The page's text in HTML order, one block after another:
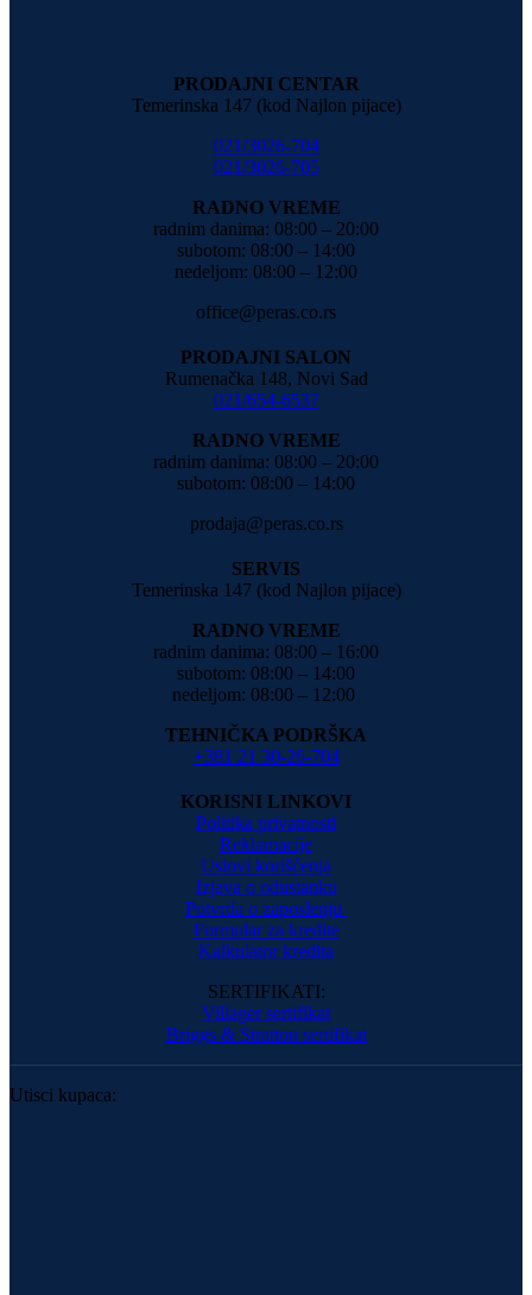
PRODAJNI CENTAR
Temerinska 147 (kod Najlon pijace)
021/3026-704
021/3026-705
RADNO VREME
radnim danima: 08:00 – 20:00
subotom: 08:00 – 14:00
nedeljom: 08:00 – 12:00
office@peras.co.rs
PRODAJNI SALON
Rumenačka 148, Novi Sad
021/654-6537
RADNO VREME
radnim danima: 08:00 – 20:00
subotom: 08:00 – 14:00
prodaja@peras.co.rs
SERVIS
Temerinska 147 (kod Najlon pijace)
RADNO VREME
radnim danima: 08:00 – 16:00
subotom: 08:00 – 14:00
nedeljom: 08:00 – 12:00
TEHNIČKA PODRŠKA
+381 21 30-26-704
KORISNI LINKOVI
Politika privatnosti
Reklamacije
Uslovi korišćenja
Izjava o odustanku
Potvrda o zaposlenju
Formular za kredite
Kalkulator kredita
SERTIFIKATI:
Villager sertifikat
Briggs & Stratton sertifikat
Utisci kupaca: